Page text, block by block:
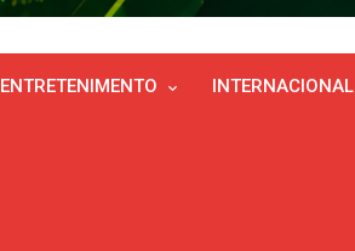
ENTRETENIMENTO INTERNACIONAL